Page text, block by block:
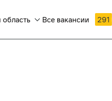
Все вакансии 291